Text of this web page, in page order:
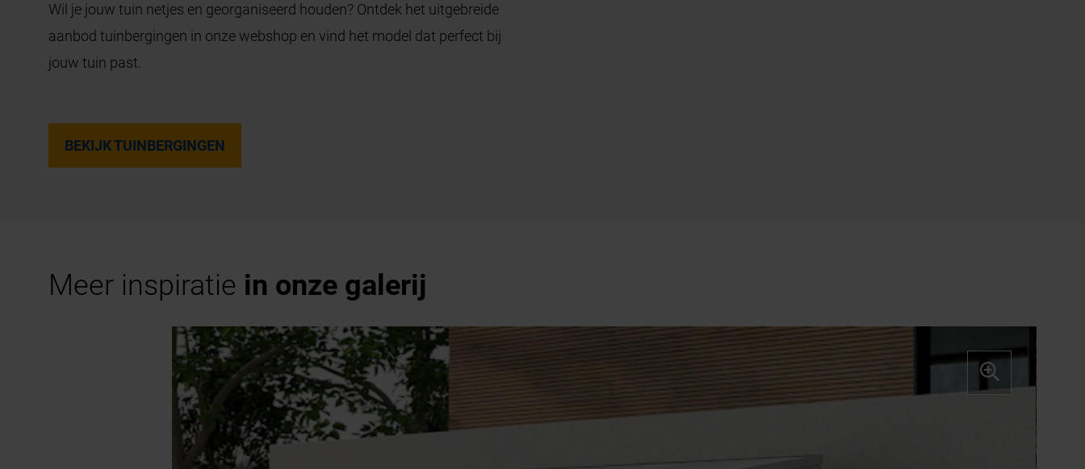
Wil je jouw tuin netjes en georganiseerd houden? Ontdek het uitgebreide
aanbod tuinbergingen in onze webshop en vind het model dat perfect bij
jouw tuin past.
BEKIJK TUINBERGINGEN
Meer inspiratie in onze galerij